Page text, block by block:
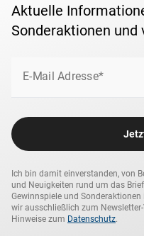
Aktuelle
Sonderaktionen und
E-Mail Adresse*
Ich bin damit einverstanden, von
und Neuigkeiten rund um das
Gewinnspiele und
wir ausschließlich zum
Hinweise zum Datenschutz.